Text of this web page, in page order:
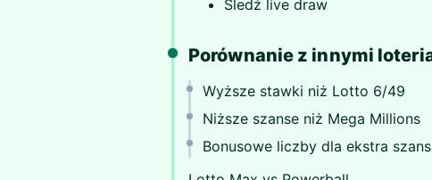
Śledź live draw
Porównanie z innymi
Wyższe stawki niż Lotto 6/49
Niższe szanse niż Mega Millions
Bonusowe liczby dla ekstra szans